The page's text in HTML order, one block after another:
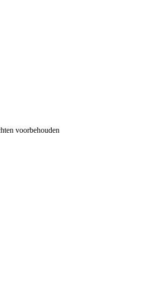
voorbehouden